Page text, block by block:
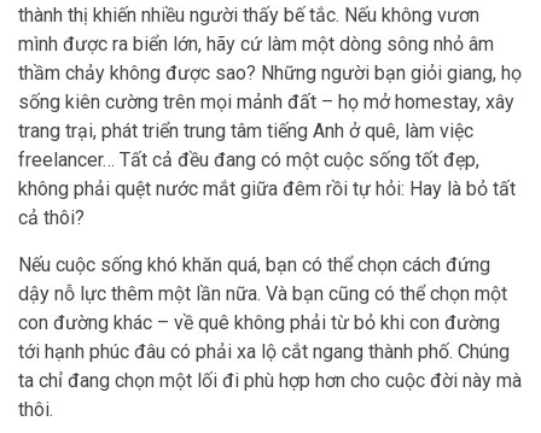
thành thị khiến nhiều người thấy bế tắc. Nếu không vươn
mình được ra biển lớn, hãy cứ làm một dòng sông nhỏ âm
thầm chảy không được sao? Những người bạn giỏi giang, họ
sống kiên cường trên mọi mảnh đất – họ mở homestay, xây
trang trại, phát triển trung tâm tiếng Anh ở quê, làm việc
freelancer… Tất cả đều đang có một cuộc sống tốt đẹp,
không phải quệt nước mắt giữa đêm rồi tự hỏi: Hay là bỏ tất
cả thôi?
Nếu cuộc sống khó khăn quá, bạn có thể chọn cách đứng
dậy nỗ lực thêm một lần nữa. Và bạn cũng có thể chọn một
con đường khác – về quê không phải từ bỏ khi con đường
tới hạnh phúc đâu có phải xa lộ cắt ngang thành phố. Chúng
ta chỉ đang chọn một lối đi phù hợp hơn cho cuộc đời này mà
thôi.